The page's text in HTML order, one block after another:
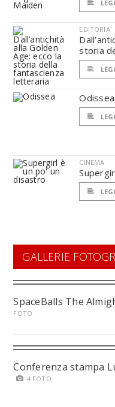
EDITORIA
storia
Odissea
CINEMA
GALLERIE
SpaceBalls The
FOTO
Conferenza stampa
4 FOTO